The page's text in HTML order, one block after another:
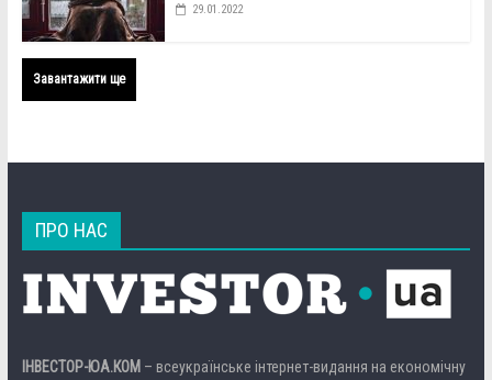
29.01.2022
Завантажити ще
ПРО НАС
ІНВЕСТОР-ЮА.КОМ – всеукраїнське інтернет-видання на економічну